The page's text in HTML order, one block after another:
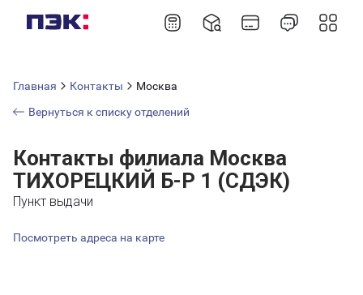
Главная Контакты
Москва
Вернуться к списку отделений
Контакты филиала Москва
ТИХОРЕЦКИЙ Б-Р 1 (СДЭК)
Пункт выдачи
Посмотреть адреса на карте